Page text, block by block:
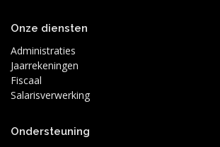
Onze diensten
Administraties
Jaarrekeningen
Fiscaal
Salarisverwerking
Ondersteuning